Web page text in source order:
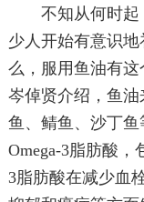
不知从何时起
少人开始有意识
么，服用鱼油有
岑倬贤介绍，鱼
鱼、鲭鱼、沙丁
Omega-3脂肪酸，
3脂肪酸在减少血